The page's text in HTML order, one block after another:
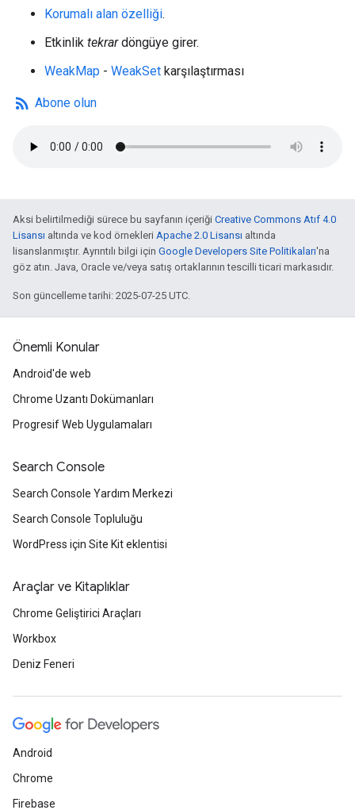
Korumalı alan özelliği.
Etkinlik tekrardöngüye girer.
WeakMap - WeakSet karşılaştırması
rss_feed Abone olun
Aksi belirtilmediği sürece bu sayfanın içeriği Creative Commons Atıf 4.0
Lisansı altında ve kod örnekleri Apache 2.0 Lisansı altında
lisanslanmıştır. Ayrıntılı bilgi için Google Developers Site Politikaları'na
göz atın. Java, Oracle ve/veya satış ortaklarının tescilli ticari markasıdır.
Son güncelleme tarihi: 2025-07-25 UTC.
Önemli Konular
Android'de web
Chrome Uzantı Dokümanları
Progresif Web Uygulamaları
Search Console
Search Console Yardım Merkezi
Search Console Topluluğu
WordPress için Site Kit eklentisi
Araçlar ve Kitaplıklar
Chrome Geliştirici Araçları
Workbox
Deniz Feneri
Android
Chrome
Firebase